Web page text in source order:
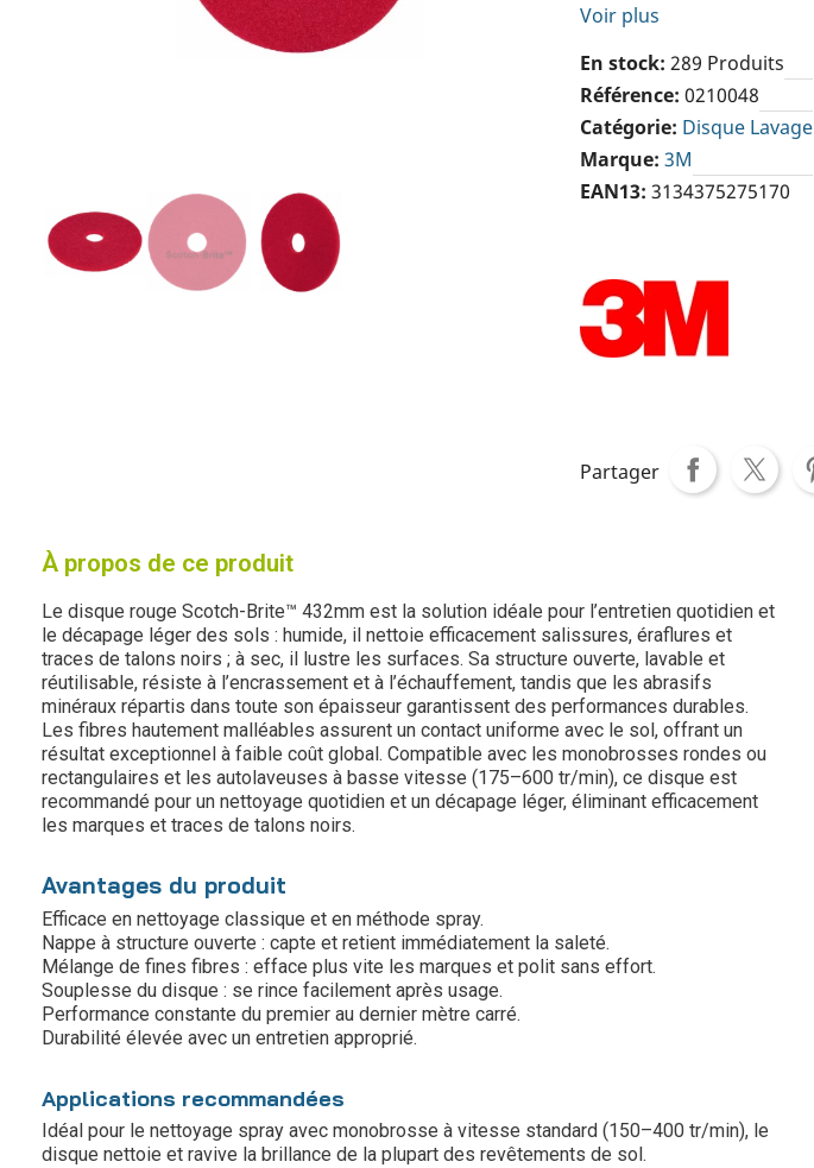
Voir plus
En stock 289 Produits
Référence 0210048
Catégorie Disque Lavage
Marque 3M
EAN13 3134375275170
Partager
À propos de ce produit
Le disque rouge Scotch-Brite™ 432mm est la solution idéale pour l’entretien quotidien et
le décapage léger des sols : humide, il nettoie efficacement salissures, éraflures et
traces de talons noirs ; à sec, il lustre les surfaces. Sa structure ouverte, lavable et
réutilisable, résiste à l’encrassement et à l’échauffement, tandis que les abrasifs
minéraux répartis dans toute son épaisseur garantissent des performances durables.
Les fibres hautement malléables assurent un contact uniforme avec le sol, offrant un
résultat exceptionnel à faible coût global. Compatible avec les monobrosses rondes ou
rectangulaires et les autolaveuses à basse vitesse (175–600 tr/min), ce disque est
recommandé pour un nettoyage quotidien et un décapage léger, éliminant efficacement
les marques et traces de talons noirs.
Avantages du produit
Efficace en nettoyage classique et en méthode spray.
Nappe à structure ouverte : capte et retient immédiatement la saleté.
Mélange de fines fibres : efface plus vite les marques et polit sans effort.
Souplesse du disque : se rince facilement après usage.
Performance constante du premier au dernier mètre carré.
Durabilité élevée avec un entretien approprié.
Applications recommandées
Idéal pour le nettoyage spray avec monobrosse à vitesse standard (150–400 tr/min), le
disque nettoie et ravive la brillance de la plupart des revêtements de sol.